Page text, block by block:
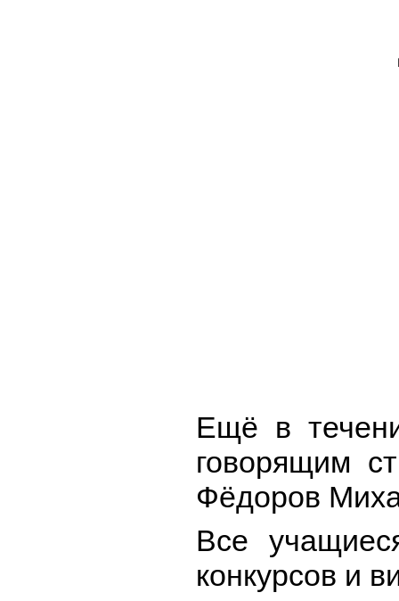
Ещё в
говорящим
Фёдоров
Все
конкурсов и